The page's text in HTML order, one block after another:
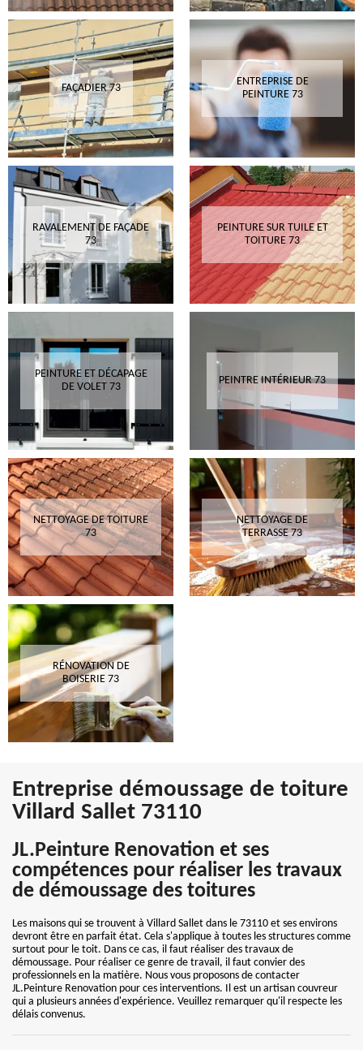
FAÇADIER 73
ENTREPRISE DE
PEINTURE 73
RAVALEMENT DE FAÇADE
73
PEINTURE SUR TUILE ET
TOITURE 73
PEINTURE ET DÉCAPAGE
DE VOLET 73
PEINTRE INTÉRIEUR 73
NETTOYAGE DE TOITURE
73
NETTOYAGE DE
TERRASSE 73
RÉNOVATION DE
BOISERIE 73
Entreprise démoussage de toiture
Villard Sallet 73110
JL.Peinture Renovation et ses
compétences pour réaliser les travaux
de démoussage des toitures
Les maisons qui se trouvent à Villard Sallet dans le 73110 et ses environs
devront être en parfait état. Cela s'applique à toutes les structures comme
surtout pour le toit. Dans ce cas, il faut réaliser des travaux de
démoussage. Pour réaliser ce genre de travail, il faut convier des
professionnels en la matière. Nous vous proposons de contacter
JL.Peinture Renovation pour ces interventions. Il est un artisan couvreur
qui a plusieurs années d'expérience. Veuillez remarquer qu'il respecte les
délais convenus.